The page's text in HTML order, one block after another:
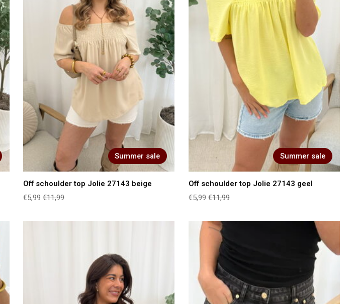
Summer sale
Off schoulder top Jolie 27143 beige
€5,99 €11,99
Summer sale
Off schoulder top Jolie 27143 geel
€5,99 €11,99